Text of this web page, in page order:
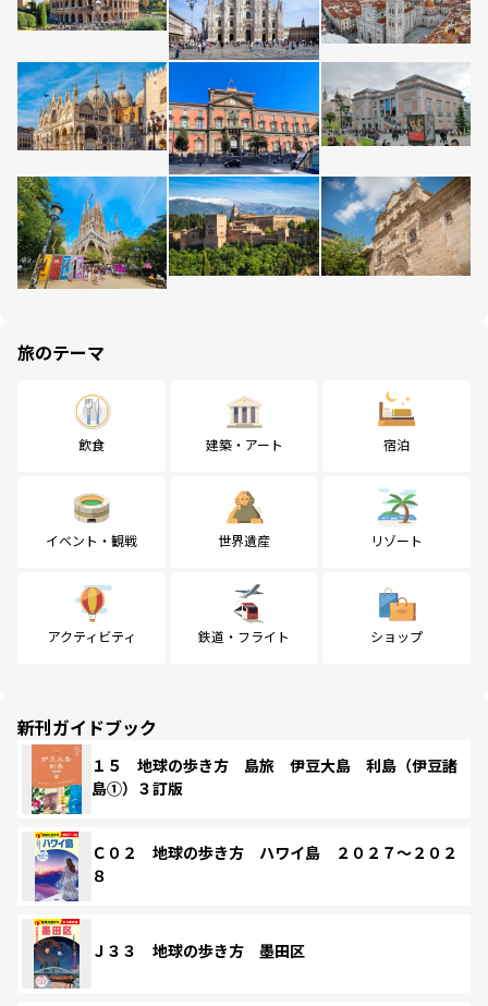
旅のテーマ
飲食 建築・アート 宿泊
イベント・観戦 世界遺産 リゾート
アクティビティ 鉄道・フライト ショップ
新刊ガイドブック
１５ 地球の歩き方 島旅 伊豆大島 利島（伊豆諸
島①）３訂版
Ｃ０２ 地球の歩き方 ハワイ島 ２０２７～２０２
８
Ｊ３３ 地球の歩き方 墨田区